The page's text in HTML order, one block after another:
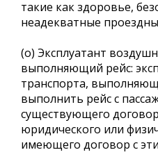
такие как здоровье,
неадекватные
(o) Эксплуатант
выполняющий рейс:
транспорта,
выполнить рейс с
существующего
юридического или
имеющего договор с